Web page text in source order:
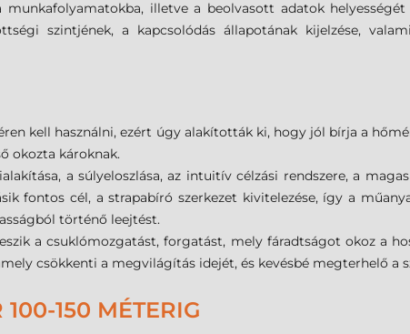
illetve a beolvasott adatok helyességét
szintjének, a kapcsolódás állapotának kijelzése,
kell használni, ezért úgy alakították ki, hogy jól bírja a
okozta károknak.
a súlyeloszlása, az intuitív célzási rendszere, a
fontos cél, a strapabíró szerkezet kivitelezése, így a
történő leejtést.
a csuklómozgatást, forgatást, mely fáradtságot okoz a
csökkenti a megvilágítás idejét, és kevésbé megterhelő a
150 MÉTERIG